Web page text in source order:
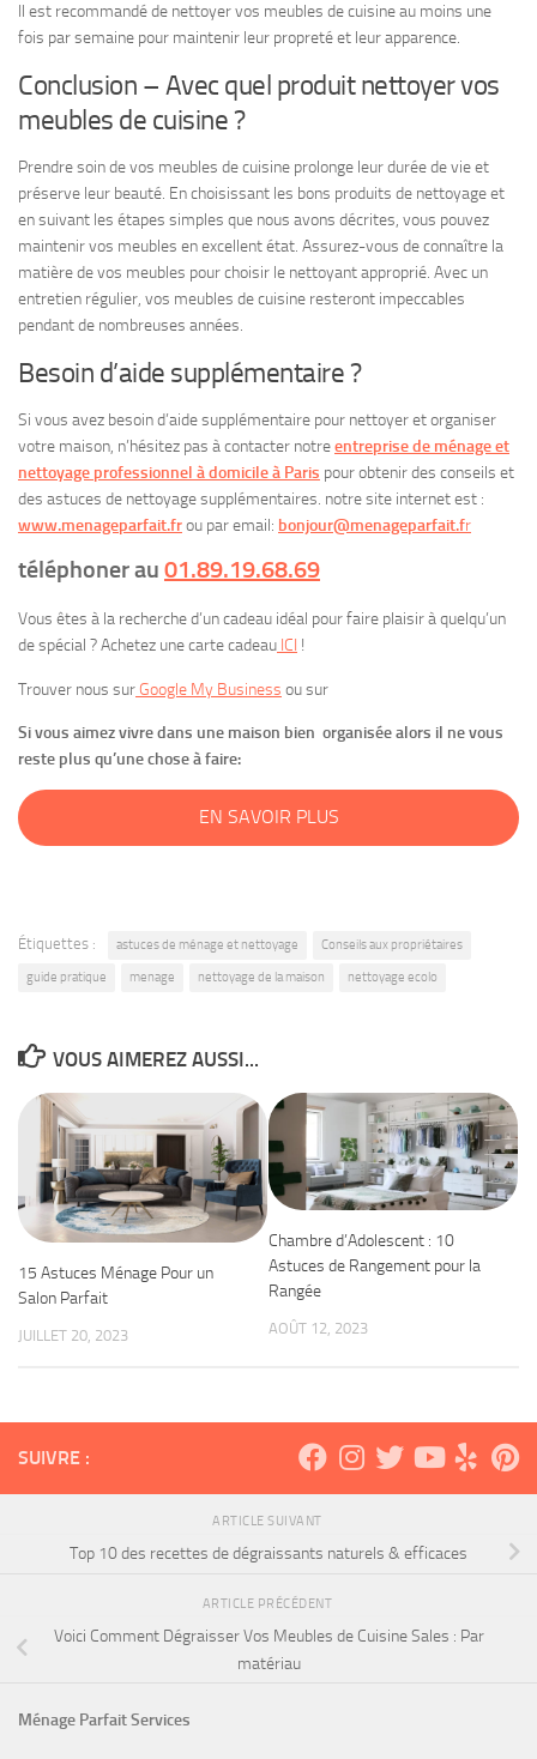
Il est recommandé de nettoyer vos meubles de cuisine au moins une
fois par semaine pour maintenir leur propreté et leur apparence.
Conclusion – Avec quel produit nettoyer vos
meubles de cuisine ?
Prendre soin de vos meubles de cuisine prolonge leur durée de vie et
préserve leur beauté. En choisissant les bons produits de nettoyage et
en suivant les étapes simples que nous avons décrites, vous pouvez
maintenir vos meubles en excellent état. Assurez-vous de connaître la
matière de vos meubles pour choisir le nettoyant approprié. Avec un
entretien régulier, vos meubles de cuisine resteront impeccables
pendant de nombreuses années.
Besoin d’aide supplémentaire ?
Si vous avez besoin d’aide supplémentaire pour nettoyer et organiser
votre maison, n’hésitez pas à contacter notreentreprise de ménage et
nettoyage professionnel à domicile à Paris pour obtenir des conseils et
des astuces de nettoyage supplémentaires. notre site internet est :
www.menageparfait.frou par email: bonjour@menageparfait.fr
téléphoner au 01.89.19.68.69
Vous êtes à la recherche d’un cadeau idéal pour faire plaisir à quelqu’un
de spécial ? Achetez une carte cadeau ICI !
Trouver nous sur Google My Business ou sur
Si vous aimez vivre dans une maison bien organisée alors il ne vous
reste plus qu’une chose à faire:
EN SAVOIR PLUS
Étiquettes : astuces de ménage et nettoyage Conseils aux propriétaires
guide pratique menage nettoyage de la maison nettoyage ecolo
VOUS AIMEREZ AUSSI...
15 Astuces Ménage Pour un
Salon Parfait
JUILLET 20, 2023
Chambre d’Adolescent : 10
Astuces de Rangement pour la
Rangée
AOÛT 12, 2023
SUIVRE :
ARTICLE SUIVANT
Top 10 des recettes de dégraissants naturels & efficaces
ARTICLE PRÉCÉDENT
Voici Comment Dégraisser Vos Meubles de Cuisine Sales : Par
matériau
Ménage Parfait Services